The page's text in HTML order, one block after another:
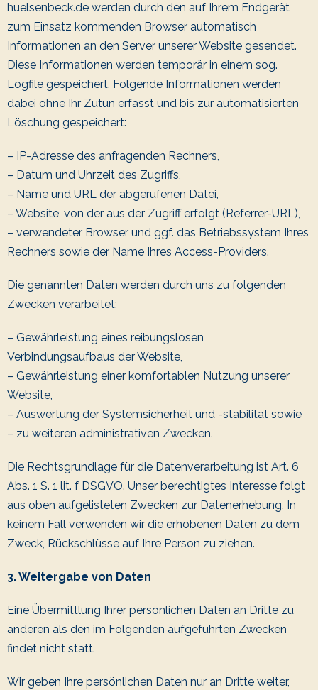
huelsenbeck.de werden durch den auf Ihrem Endgerät
zum Einsatz kommenden Browser automatisch
Informationen an den Server unserer Website gesendet.
Diese Informationen werden temporär in einem sog.
Logfile gespeichert. Folgende Informationen werden
dabei ohne Ihr Zutun erfasst und bis zur automatisierten
Löschung gespeichert:
– IP-Adresse des anfragenden Rechners,
– Datum und Uhrzeit des Zugriffs,
– Name und URL der abgerufenen Datei,
– Website, von der aus der Zugriff erfolgt (Referrer-URL),
– verwendeter Browser und ggf. das Betriebssystem Ihres
Rechners sowie der Name Ihres Access-Providers.
Die genannten Daten werden durch uns zu folgenden
Zwecken verarbeitet:
– Gewährleistung eines reibungslosen
Verbindungsaufbaus der Website,
– Gewährleistung einer komfortablen Nutzung unserer
Website,
– Auswertung der Systemsicherheit und -stabilität sowie
– zu weiteren administrativen Zwecken.
Die Rechtsgrundlage für die Datenverarbeitung ist Art. 6
Abs. 1 S. 1 lit. f DSGVO. Unser berechtigtes Interesse folgt
aus oben aufgelisteten Zwecken zur Datenerhebung. In
keinem Fall verwenden wir die erhobenen Daten zu dem
Zweck, Rückschlüsse auf Ihre Person zu ziehen.
3. Weitergabe von Daten
Eine Übermittlung Ihrer persönlichen Daten an Dritte zu
anderen als den im Folgenden aufgeführten Zwecken
findet nicht statt.
Wir geben Ihre persönlichen Daten nur an Dritte weiter,